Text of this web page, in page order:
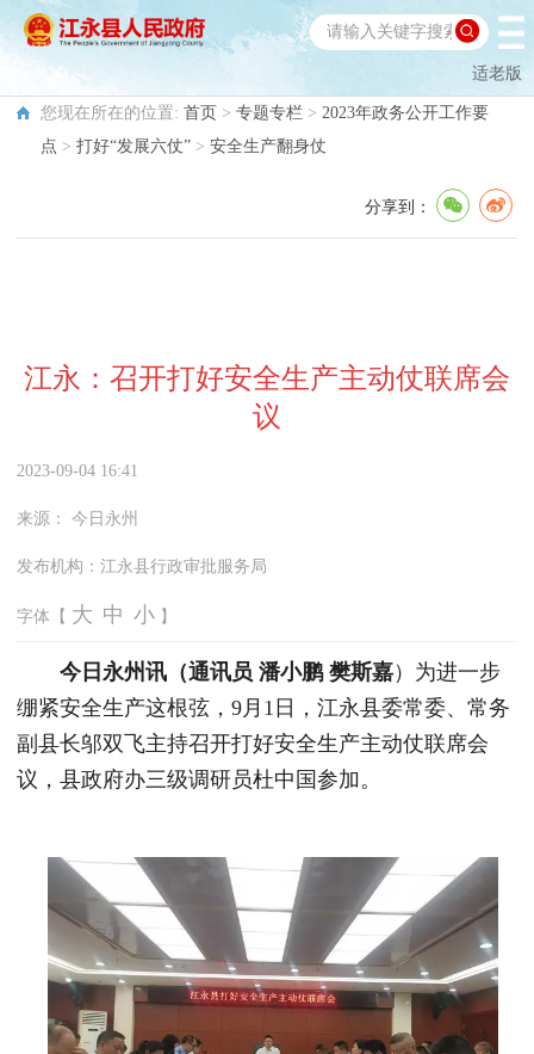
适老版
您现在所在的位置: 首页 > 专题专栏 > 2023年政务公开工作要
点 > 打好“发展六仗” > 安全生产翻身仗
分享到：
江永：召开打好安全生产主动仗联席会
议
2023-09-04 16:41
来源： 今日永州
发布机构： 江永县行政审批服务局
字体【 大 中 小 】
今日永州讯（通讯员 潘小鹏 樊斯嘉）为进一步
绷紧安全生产这根弦，9月1日，江永县委常委、常务
副县长邬双飞主持召开打好安全生产主动仗联席会
议，县政府办三级调研员杜中国参加。